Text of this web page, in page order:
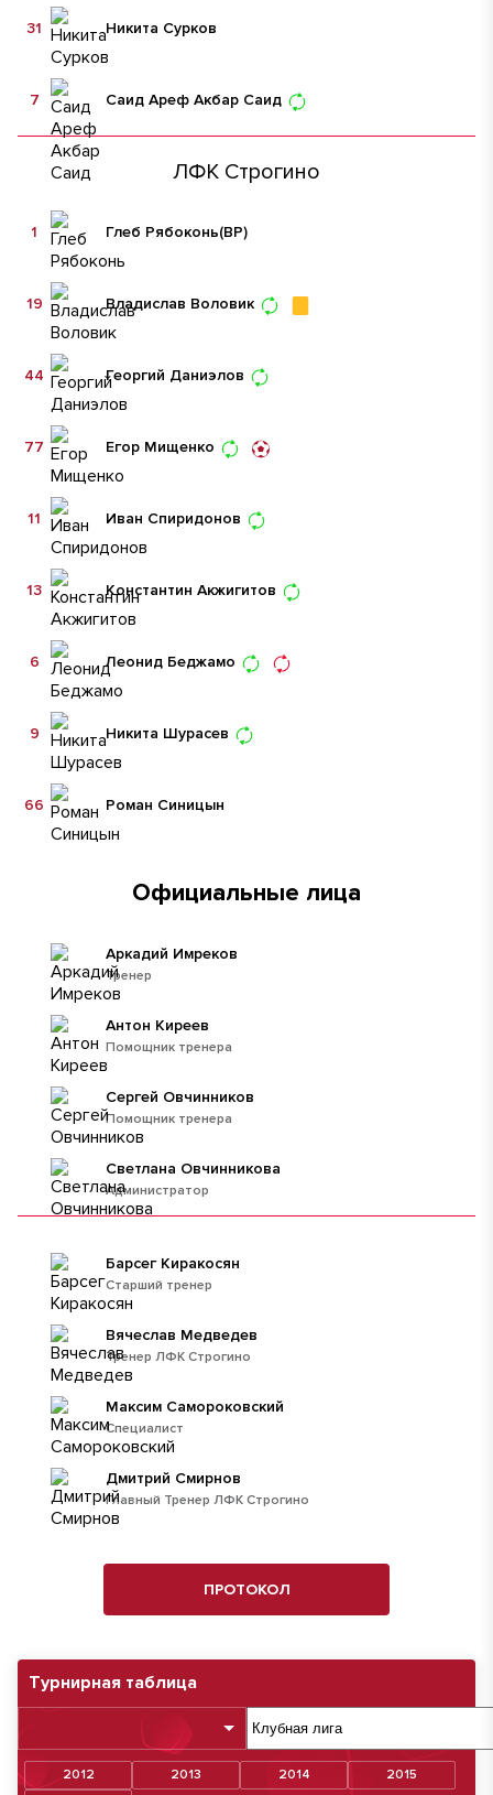
Турнирная таблица
2012 2013 2014 2015
Никита Сурков
31
Саид Ареф Акбар Саид
7
ЛФК Строгино
Глеб Рябоконь(ВР)
1
Владислав Воловик
19
Георгий Даниэлов
44
Егор Мищенко
77
Иван Спиридонов
11
Константин Акжигитов
13
Леонид Беджамо
6
Никита Шурасев
9
Роман Синицын
66
Официальные лица
Тренер
Аркадий Имреков
Помощник тренера
Антон Киреев
Помощник тренера
Сергей Овчинников
Администратор
Светлана Овчинникова
Старший тренер
Барсег Киракосян
Тренер ЛФК Строгино
Вячеслав Медведев
Специалист
Максим Самороковский
Главный Тренер ЛФК Строгино
Дмитрий Смирнов
ПРОТОКОЛ